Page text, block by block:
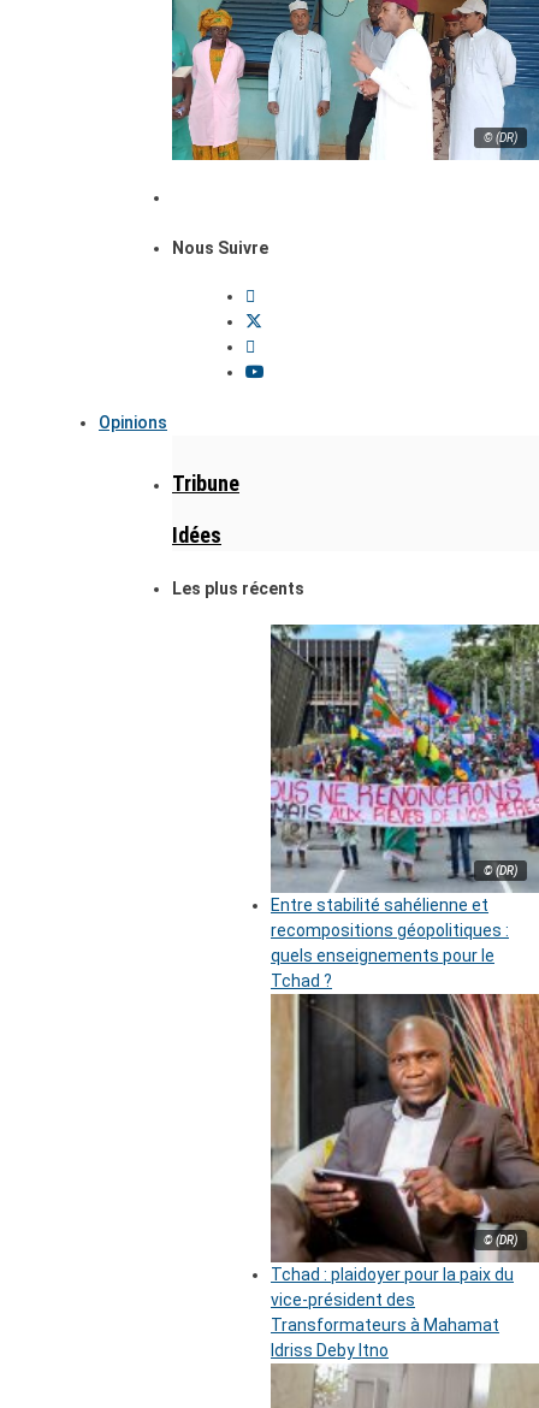
© (DR)
Nous Suivre
Opinions
Tribune
Idées
Les plus récents
© (DR)
Entre stabilité sahélienne et
recompositions géopolitiques :
quels enseignements pour le
Tchad ?
© (DR)
Tchad : plaidoyer pour la paix du
vice-président des
Transformateurs à Mahamat
Idriss Deby Itno